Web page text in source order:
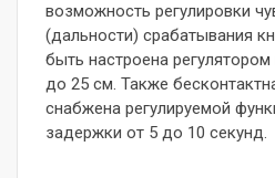
возможность регулировки
(дальности) срабатывания
быть настроена
до 25 см. Также
снабжена регулируемой
задержки от 5 до 10 секунд.